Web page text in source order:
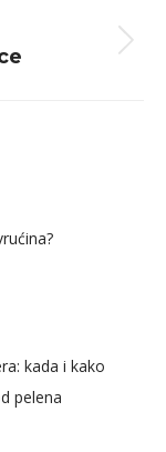
kada i kako
pelena